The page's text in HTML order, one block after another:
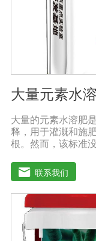
醒农民朋友，水溶
用，以免金属离子
大量元素水
大量的元素水溶肥
释，用于灌溉和施
根。然而，该标准
合肥料。大量的元
和树叶迅速渗透到
增加果叶营养物质
芽，加速茶树、果
进发芽，缩短采摘
类、甘蔗、桑树、
联系我们